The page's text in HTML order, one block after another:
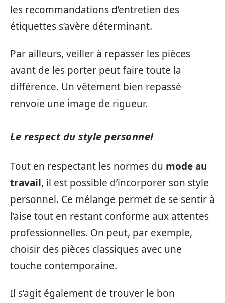
les recommandations d’entretien des
étiquettes s’avère déterminant.
Par ailleurs, veiller à repasser les pièces
avant de les porter peut faire toute la
différence. Un vêtement bien repassé
renvoie une image de rigueur.
Le respect du style personnel
Tout en respectant les normes du mode au
travail, il est possible d’incorporer son style
personnel. Ce mélange permet de se sentir à
l’aise tout en restant conforme aux attentes
professionnelles. On peut, par exemple,
choisir des pièces classiques avec une
touche contemporaine.
Il s’agit également de trouver le bon